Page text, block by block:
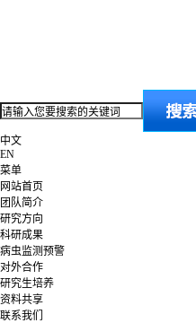
中文
EN
菜单
网站首页
团队简介
研究方向
科研成果
病虫监测预警
对外合作
研究生培养
资料共享
联系我们